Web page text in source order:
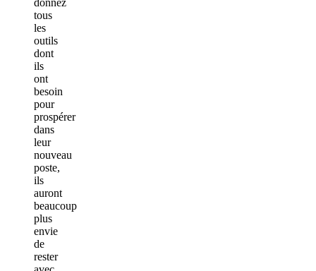
tous
les
outils
dont
ils
ont
besoin
pour
prospérer
dans
leur
nouveau
poste,
ils
auront
beaucoup
plus
envie
de
rester